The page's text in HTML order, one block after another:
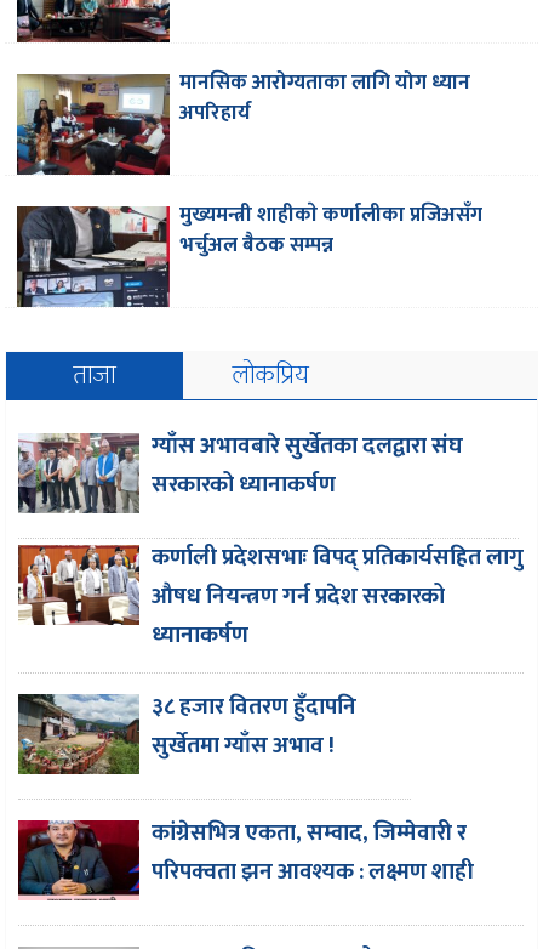
मानसिक आरोग्यताका लागि योग ध्यान
अपरिहार्य
मुख्यमन्त्री शाहीकाे कर्णालीका प्रजिअसँग
भर्चुअल बैठक सम्पन्न
ताजा लोकप्रिय
ग्याँस अभावबारे सुर्खेतका दलद्वारा संघ
सरकारको ध्यानाकर्षण
कर्णाली प्रदेशसभाः विपद् प्रतिकार्यसहित लागु
औषध नियन्त्रण गर्न प्रदेश सरकारको
ध्यानाकर्षण
३८ हजार वितरण हुँदापनि
सुर्खेतमा ग्याँस अभाव !
कांग्रेसभित्र एकता, सम्वाद, जिम्मेवारी र
परिपक्वता झन आवश्यक : लक्ष्मण शाही